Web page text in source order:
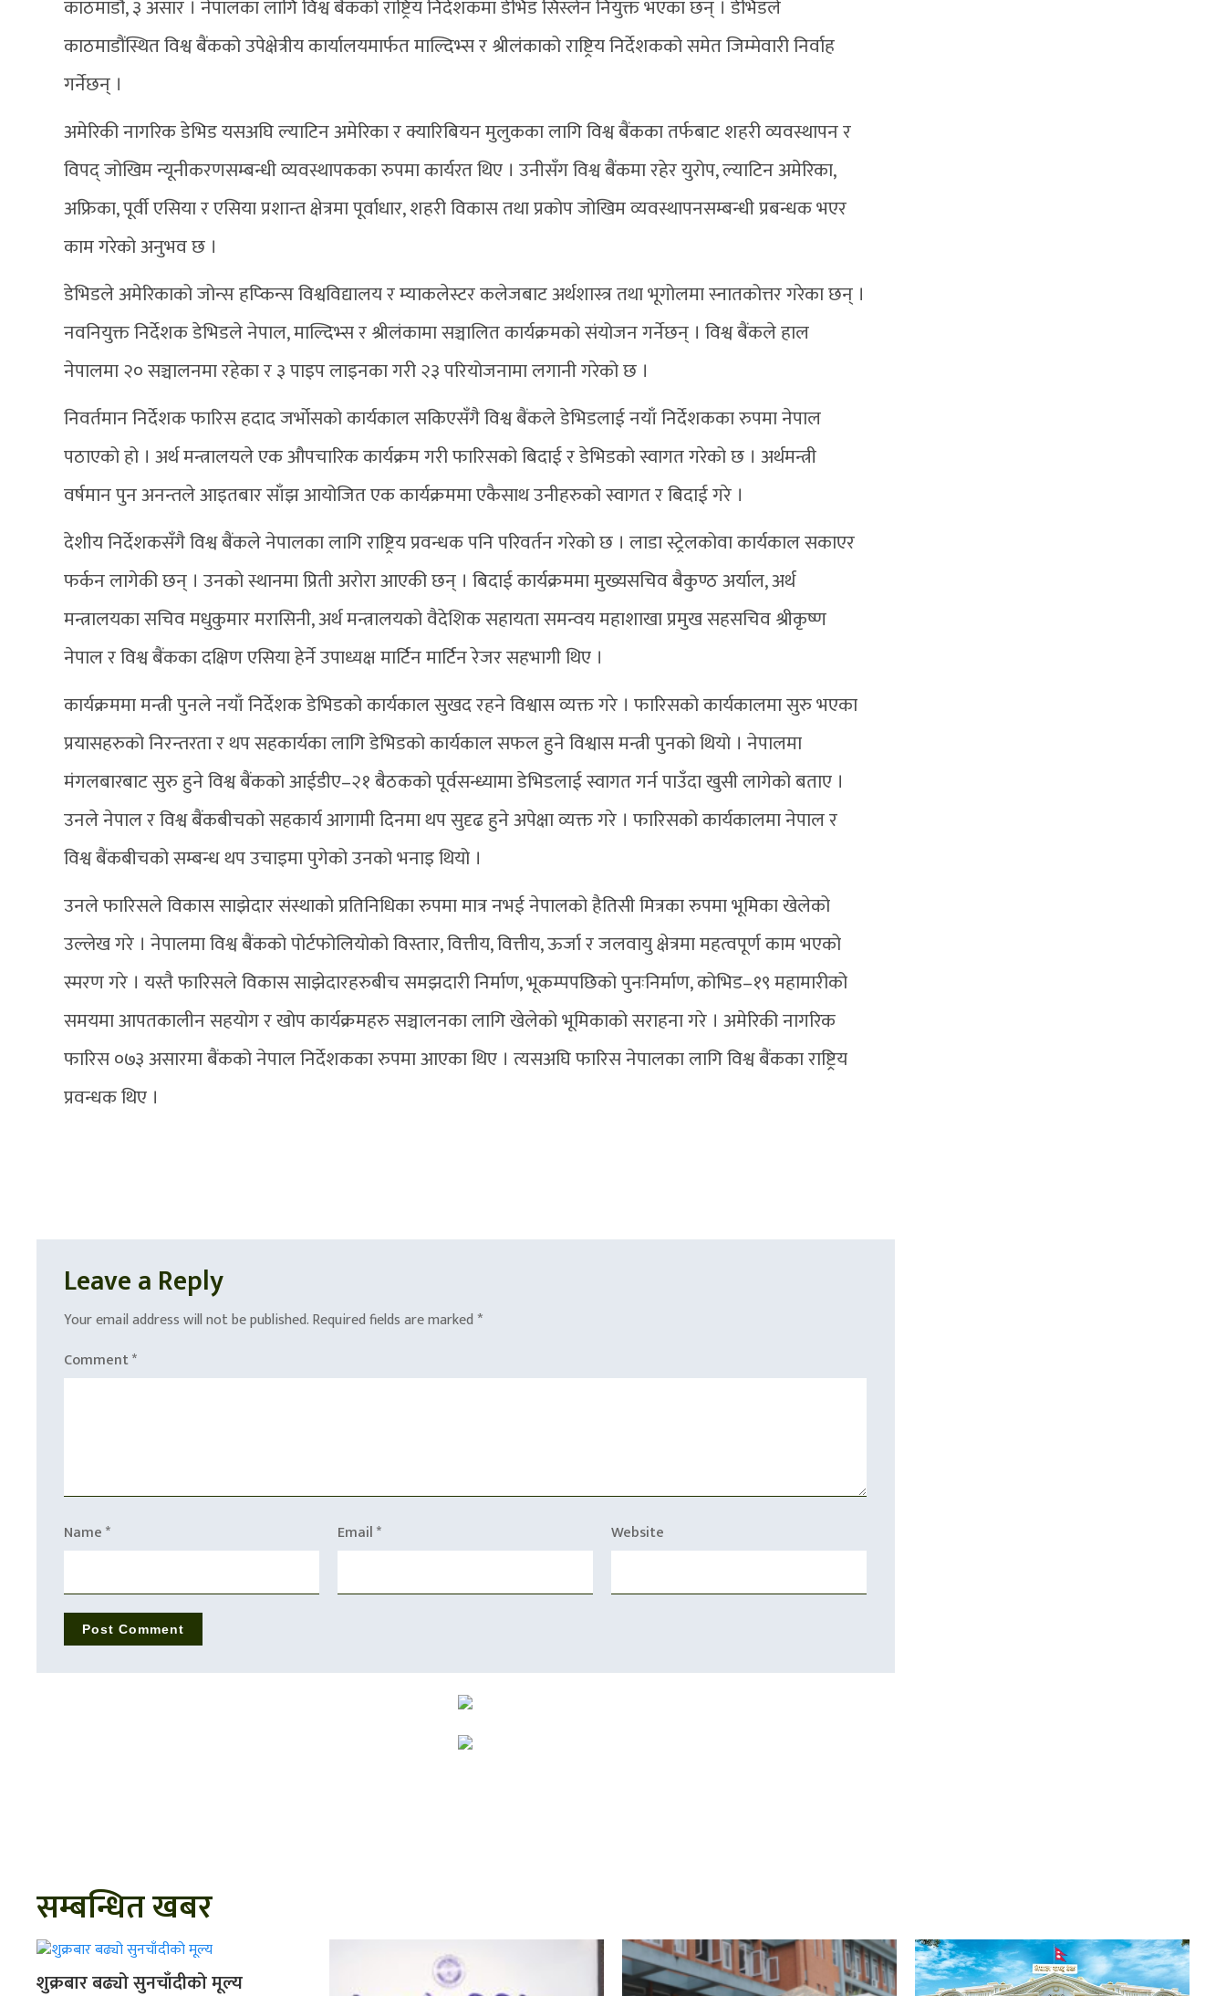
काठमाडौं, ३ असार । नेपालका लागि विश्व बैंकको राष्ट्रिय निर्देशकमा डेभिड सिस्लेन नियुक्त भएका छन् । डेभिडले
काठमाडौंस्थित विश्व बैंकको उपेक्षेत्रीय कार्यालयमार्फत माल्दिभ्स र श्रीलंकाको राष्ट्रिय निर्देशकको समेत जिम्मेवारी निर्वाह
गर्नेछन् ।
अमेरिकी नागरिक डेभिड यसअघि ल्याटिन अमेरिका र क्यारिबियन मुलुकका लागि विश्व बैंकका तर्फबाट शहरी व्यवस्थापन र
विपद् जोखिम न्यूनीकरणसम्बन्धी व्यवस्थापकका रुपमा कार्यरत थिए । उनीसँग विश्व बैंकमा रहेर युरोप, ल्याटिन अमेरिका,
अफ्रिका, पूर्वी एसिया र एसिया प्रशान्त क्षेत्रमा पूर्वाधार, शहरी विकास तथा प्रकोप जोखिम व्यवस्थापनसम्बन्धी प्रबन्धक भएर
काम गरेको अनुभव छ ।
डेभिडले अमेरिकाको जोन्स हप्किन्स विश्वविद्यालय र म्याकलेस्टर कलेजबाट अर्थशास्त्र तथा भूगोलमा स्नातकोत्तर गरेका छन् ।
नवनियुक्त निर्देशक डेभिडले नेपाल, माल्दिभ्स र श्रीलंकामा सञ्चालित कार्यक्रमको संयोजन गर्नेछन् । विश्व बैंकले हाल
नेपालमा २० सञ्चालनमा रहेका र ३ पाइप लाइनका गरी २३ परियोजनामा लगानी गरेको छ ।
निवर्तमान निर्देशक फारिस हदाद जर्भोसको कार्यकाल सकिएसँगै विश्व बैंकले डेभिडलाई नयाँ निर्देशकका रुपमा नेपाल
पठाएको हो । अर्थ मन्त्रालयले एक औपचारिक कार्यक्रम गरी फारिसको बिदाई र डेभिडको स्वागत गरेको छ । अर्थमन्त्री
वर्षमान पुन अनन्तले आइतबार साँझ आयोजित एक कार्यक्रममा एकैसाथ उनीहरुको स्वागत र बिदाई गरे ।
देशीय निर्देशकसँगै विश्व बैंकले नेपालका लागि राष्ट्रिय प्रवन्धक पनि परिवर्तन गरेको छ । लाडा स्ट्रेलकोवा कार्यकाल सकाएर
फर्कन लागेकी छन् । उनको स्थानमा प्रिती अरोरा आएकी छन् । बिदाई कार्यक्रममा मुख्यसचिव बैकुण्ठ अर्याल, अर्थ
मन्त्रालयका सचिव मधुकुमार मरासिनी, अर्थ मन्त्रालयको वैदेशिक सहायता समन्वय महाशाखा प्रमुख सहसचिव श्रीकृष्ण
नेपाल र विश्व बैंकका दक्षिण एसिया हेर्ने उपाध्यक्ष मार्टिन मार्टिन रेजर सहभागी थिए ।
कार्यक्रममा मन्त्री पुनले नयाँ निर्देशक डेभिडको कार्यकाल सुखद रहने विश्वास व्यक्त गरे । फारिसको कार्यकालमा सुरु भएका
प्रयासहरुको निरन्तरता र थप सहकार्यका लागि डेभिडको कार्यकाल सफल हुने विश्वास मन्त्री पुनको थियो । नेपालमा
मंगलबारबाट सुरु हुने विश्व बैंकको आईडीए–२१ बैठकको पूर्वसन्ध्यामा डेभिडलाई स्वागत गर्न पाउँदा खुसी लागेको बताए ।
उनले नेपाल र विश्व बैंकबीचको सहकार्य आगामी दिनमा थप सुदृढ हुने अपेक्षा व्यक्त गरे । फारिसको कार्यकालमा नेपाल र
विश्व बैंकबीचको सम्बन्ध थप उचाइमा पुगेको उनको भनाइ थियो ।
उनले फारिसले विकास साझेदार संस्थाको प्रतिनिधिका रुपमा मात्र नभई नेपालको हैतिसी मित्रका रुपमा भूमिका खेलेको
उल्लेख गरे । नेपालमा विश्व बैंकको पोर्टफोलियोको विस्तार, वित्तीय, वित्तीय, ऊर्जा र जलवायु क्षेत्रमा महत्वपूर्ण काम भएको
स्मरण गरे । यस्तै फारिसले विकास साझेदारहरुबीच समझदारी निर्माण, भूकम्पपछिको पुनःनिर्माण, कोभिड–१९ महामारीको
समयमा आपतकालीन सहयोग र खोप कार्यक्रमहरु सञ्चालनका लागि खेलेको भूमिकाको सराहना गरे । अमेरिकी नागरिक
फारिस ०७३ असारमा बैंकको नेपाल निर्देशकका रुपमा आएका थिए । त्यसअघि फारिस नेपालका लागि विश्व बैंकका राष्ट्रिय
प्रवन्धक थिए ।
Leave a Reply
Your email address will not be published.Required fields are marked *
Comment*
Name* Email* Website
सम्बन्धित खबर
शुक्रबार बढ्यो सुनचाँदीको मूल्य